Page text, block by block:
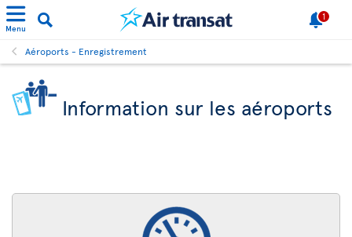
Menu
1
Aéroports - Enregistrement
Information sur les aéroports